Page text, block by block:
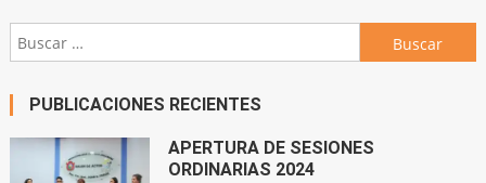
Buscar:
PUBLICACIONES RECIENTES
APERTURA DE SESIONES
ORDINARIAS 2024